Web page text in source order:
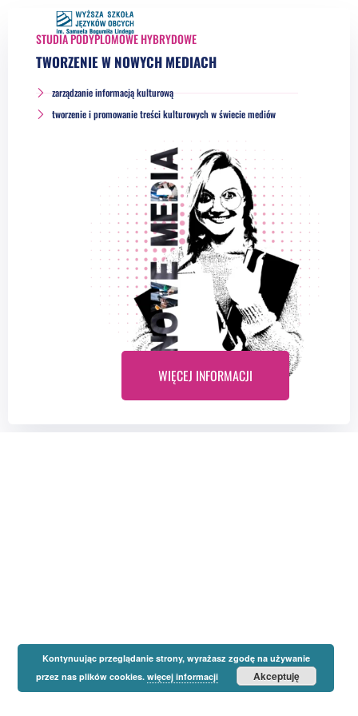
STUDIA PODYPLOMOWE HYBRYDOWE
TWORZENIE W NOWYCH MEDIACH
zarządzanie informacją kulturową
tworzenie i promowanie treści kulturowych w świecie mediów
WIĘCEJ INFORMACJI
Kontynuując przeglądanie strony, wyrażasz zgodę na używanie
przez nas plików cookies. więcej informacji Akceptuję